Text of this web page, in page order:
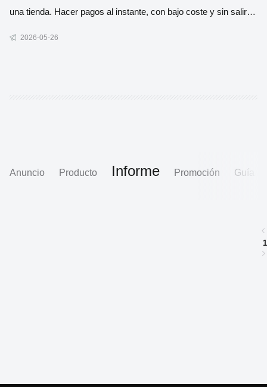
una tienda. Hacer pagos al instante, con bajo coste y sin salir
2026-05-26
Anuncio Producto Informe Promoción Guía
1